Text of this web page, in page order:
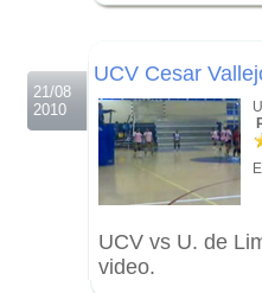
21/08
2010
UCV Cesar
UCV vs U. de
video.